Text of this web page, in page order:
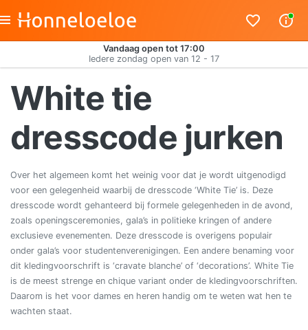
Vandaag open tot 17:00
Iedere zondag open van 12 - 17
White tie
dresscode jurken
Over het algemeen komt het weinig voor dat je wordt uitgenodigd
voor een gelegenheid waarbij de dresscode ‘White Tie’ is. Deze
dresscode wordt gehanteerd bij formele gelegenheden in de avond,
zoals openingsceremonies, gala’s in politieke kringen of andere
exclusieve evenementen. Deze dresscode is overigens populair
onder gala’s voor studentenverenigingen. Een andere benaming voor
dit kledingvoorschrift is ‘cravate blanche’ of ‘decorations’. White Tie
is de meest strenge en chique variant onder de kledingvoorschriften.
Daarom is het voor dames en heren handig om te weten wat hen te
wachten staat.